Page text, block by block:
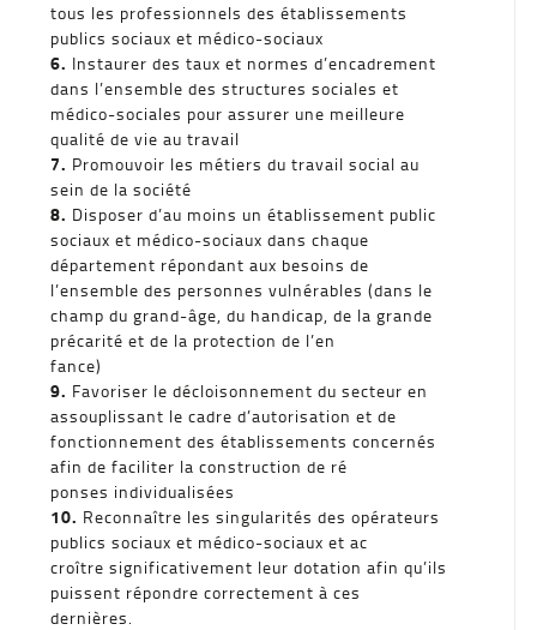
tous les professionnels des établissements
publics sociaux et médico-sociaux
6. Instaurer des taux et normes d’encadrement
dans l’ensemble des structures sociales et
médico-sociales pour assurer une meilleure
qualité de vie au travail
7. Promouvoir les métiers du travail social au
sein de la société
8. Disposer d’au moins un établissement public
sociaux et médico-sociaux dans chaque
département répondant aux besoins de
l’ensemble des personnes vulnérables (dans le
champ du grand-âge, du handicap, de la grande
précarité et de la protection de l’en
fance)
9. Favoriser le décloisonnement du secteur en
assouplissant le cadre d’autorisation et de
fonctionnement des établissements concernés
afin de faciliter la construction de ré
ponses individualisées
10. Reconnaître les singularités des opérateurs
publics sociaux et médico-sociaux et ac
croître significativement leur dotation afin qu’ils
puissent répondre correctement à ces
dernières.